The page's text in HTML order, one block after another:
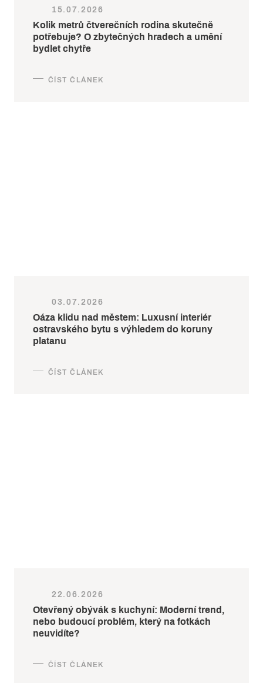
15.07.2026
Kolik metrů čtverečních rodina skutečně
potřebuje? O zbytečných hradech a umění
bydlet chytře
03.07.2026
Oáza klidu nad městem: Luxusní interiér
ostravského bytu s výhledem do koruny
platanu
22.06.2026
Otevřený obývák s kuchyní: Moderní trend,
nebo budoucí problém, který na fotkách
neuvidíte?